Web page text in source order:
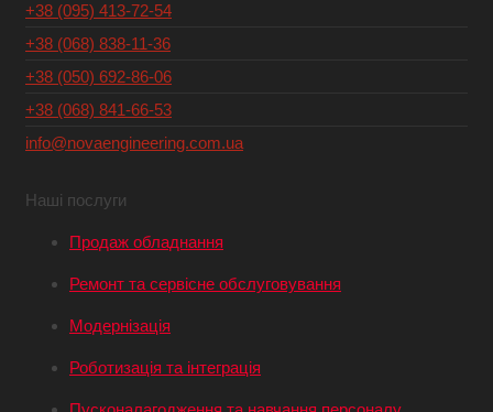
+38 (095) 413-72-54
+38 (068) 838-11-36
+38 (050) 692-86-06
+38 (068) 841-66-53
info@novaengineering.com.ua
Наші послуги
Продаж обладнання
Ремонт та сервісне обслуговування
Модернізація
Роботизація та інтеграція